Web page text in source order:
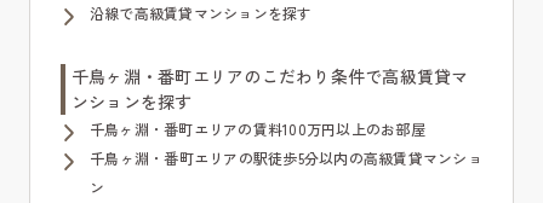
沿線で高級賃貸マンションを探す
千鳥ヶ淵・番町エリアのこだわり条件で高級賃貸マ
ンションを探す
千鳥ヶ淵・番町エリアの賃料100万円以上のお部屋
千鳥ヶ淵・番町エリアの駅徒歩5分以内の高級賃貸マンショ
ン